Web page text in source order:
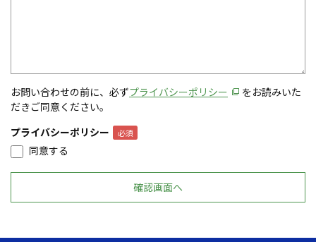
お問い合わせの前に、必ずプライバシーポリシー
をお読みいた
だきご同意ください。
プライバシーポリシー
同意する